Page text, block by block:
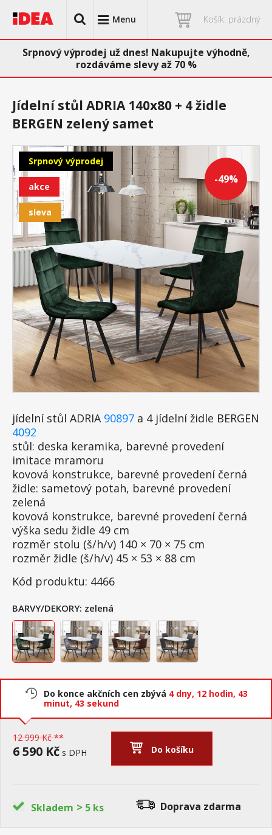
Menu Košík: prázdný
Srpnový výprodej už dnes! Nakupujte výhodně,
rozdáváme slevy až 70 %
-49%
Srpnový výprodej
akce
sleva
Jídelní stůl ADRIA 140x80 + 4 židle
BERGEN zelený samet
jídelní stůl ADRIA 90897 a 4 jídelní židle BERGEN
4092
stůl: deska keramika, barevné provedení
imitace mramoru
kovová konstrukce, barevné provedení černá
židle: sametový potah, barevné provedení
zelená
kovová konstrukce, barevné provedení černá
výška sedu židle 49 cm
rozměr stolu (š/h/v) 140 × 70 × 75 cm
rozměr židle (š/h/v) 45 × 53 × 88 cm
Kód produktu: 4466
BARVY/DEKORY: zelená
Do konce akčních cen zbývá 4 dny, 12 hodin, 43
minut, 42 sekund
12 999 Kč **
6 590 Kč s DPH Do košíku
Skladem > 5 ks Doprava zdarma